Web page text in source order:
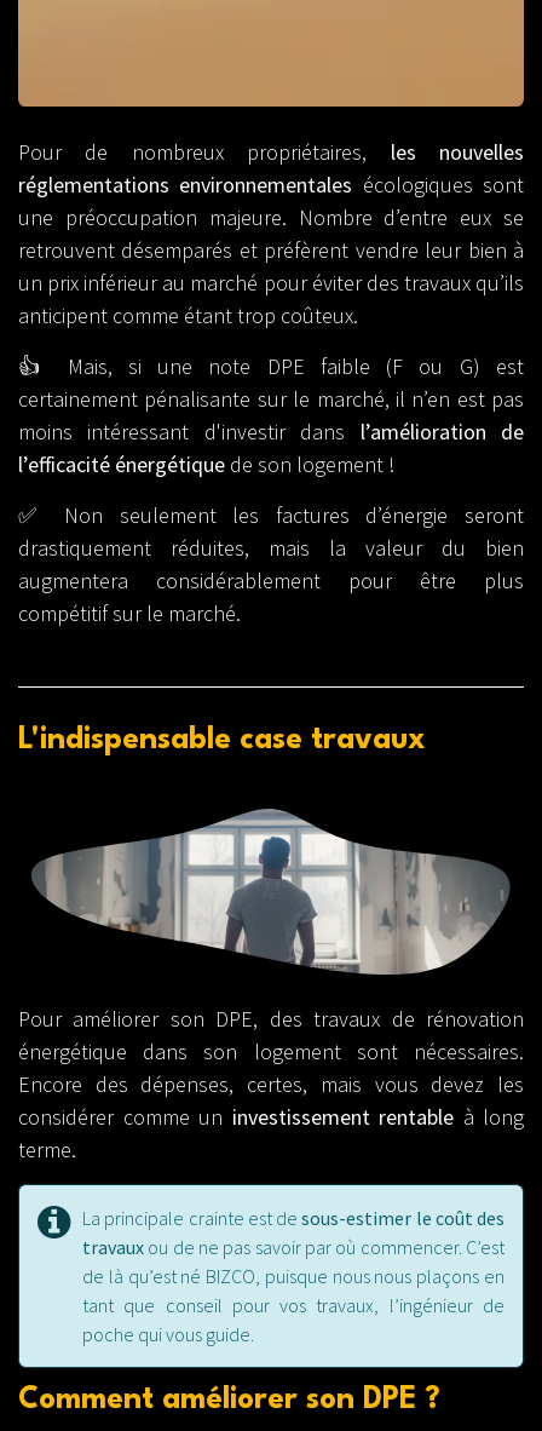
Pour de nombreux propriétaires, les nouvelles
réglementations environnementales écologiques sont
une préoccupation majeure. Nombre d’entre eux se
retrouvent désemparés et préfèrent vendre leur bien à
un prix inférieur au marché pour éviter des travaux qu’ils
anticipent comme étant trop coûteux.
👍 Mais, si une note DPE faible (F ou G) est
certainement pénalisante sur le marché, il n’en est pas
moins intéressant d'investir dans l’amélioration de
l’efficacité énergétique de son logement !
✅ Non seulement les factures d’énergie seront
drastiquement réduites, mais la valeur du bien
augmentera considérablement pour être plus
compétitif sur le marché.
L'indispensable case travaux
Pour améliorer son DPE, des travaux de rénovation
énergétique dans son logement sont nécessaires.
Encore des dépenses, certes, mais vous devez les
considérer comme un investissement rentable à long
terme.
La principale crainte est desous-estimer le coût des
travaux ou de ne pas savoir par où commencer. C’est
de là qu’est né BIZCO, puisque nous nous plaçons en
tant que conseil pour vos travaux, l’ingénieur de
poche qui vous guide.
Comment améliorer son DPE ?